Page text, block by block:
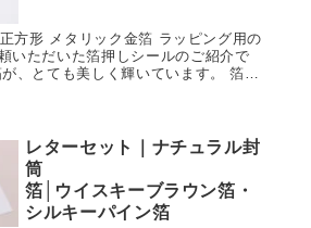
方形 メタリック金箔 ラッピング用の
いただいた箔押しシールのご紹介で
、とても美しく輝いています。 箔押
レターセット｜ナチュラル封
筒
箔│ウイスキーブラウン箔・
シルキーパイン箔